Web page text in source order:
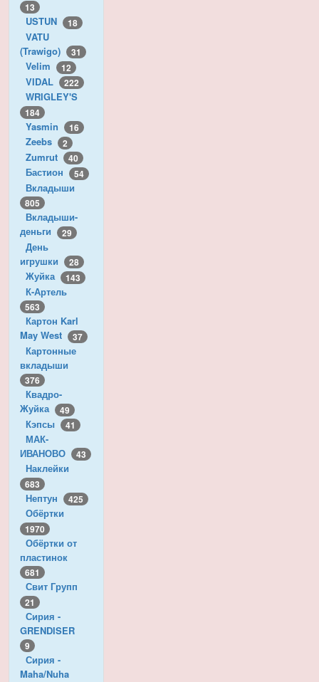
13
USTUN 18
VATU
(Trawigo)
31
Velim 12
VIDAL 222
WRIGLEY'S
184
Yasmin 16
Zeebs 2
Zumrut 40
Бастион 54
Вкладыши
805
Вкладыши-
деньги
29
День
игрушки
28
Жуйка 143
К-Артель
563
Картон Karl
May West
37
Картонные
вкладыши
376
Квадро-
Жуйка
49
Кэпсы 41
МАК-
ИВАНОВО
43
Наклейки
683
Нептун 425
Обёртки
1970
Обёртки от
пластинок
681
Свит Групп
21
Сирия -
GRENDISER
9
Сирия -
Maha/Nuha